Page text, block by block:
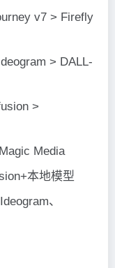
v7 > Firefly
> DALL-
>
Media
本地模型
、